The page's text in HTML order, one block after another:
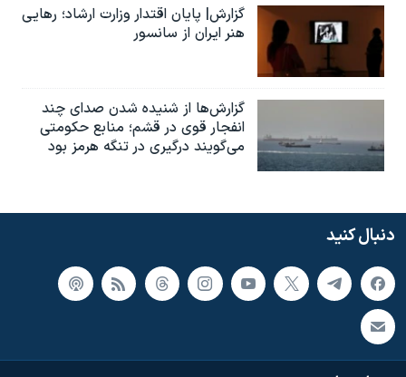
گزارش| پایان اقتدار وزارت ارشاد؛ رهایی
هنر ایران از سانسور
گزارش‌ها از شنیده شدن صدای چند
انفجار قوی در قشم؛ منابع حکومتی
می‌گویند درگیری در تنگه هرمز بود
دنبال کنید